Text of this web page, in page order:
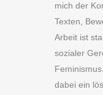
mich der
Texten,
Arbeit ist
sozialer
dabei ein